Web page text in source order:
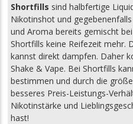
Shortfills sind halbfertige
Nikotinshot und
und Aroma bereits gemischt
Shortfills keine Reifezeit mehr.
kannst direkt dampfen. Daher
Shake & Vape. Bei Shortfills
bestimmen und durch die
besseres Preis-Leistungs-
Nikotinstärke und
hast!